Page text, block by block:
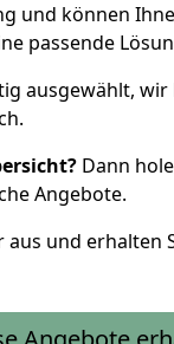
und können
passende
ausgewählt, wir
Dann
Angebote.
aus und erhalten